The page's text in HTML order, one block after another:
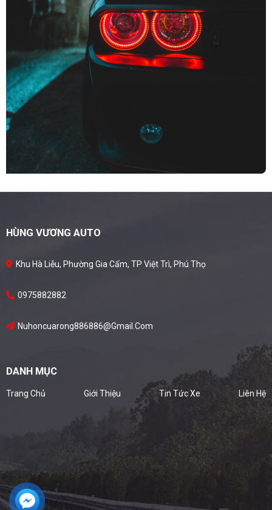
HÙNG VƯƠNG AUTO
Khu Hà Liễu, Phường Gia Cẩm, TP Việt Trì, Phú Thọ
0975882882
Nuhoncuarong886886@gmail.com
DANH MỤC
Trang Chủ Giới Thiệu Tin Tức Xe Liên Hệ